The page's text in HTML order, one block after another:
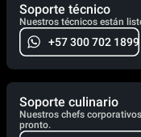
Soporte técnico
Nuestros técnicos están
+57 300 702 1899
Soporte culinario
Nuestros chefs
pronto.